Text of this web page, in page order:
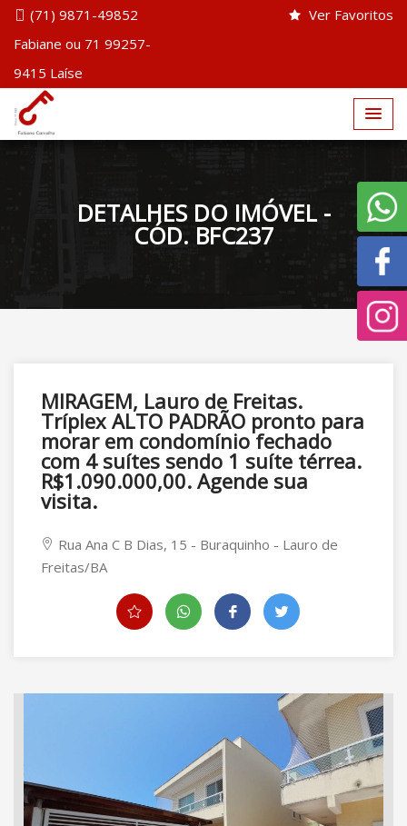
(71) 9871-49852
Fabiane ou 71 99257-
9415 Laíse
Ver Favoritos
DETALHES DO IMÓVEL -
CÓD. BFC237
MIRAGEM, Lauro de Freitas.
Tríplex ALTO PADRÃO pronto para
morar em condomínio fechado
com 4 suítes sendo 1 suíte térrea.
R$1.090.000,00. Agende sua
visita.
Rua Ana C B Dias, 15 - Buraquinho - Lauro de
Freitas/BA